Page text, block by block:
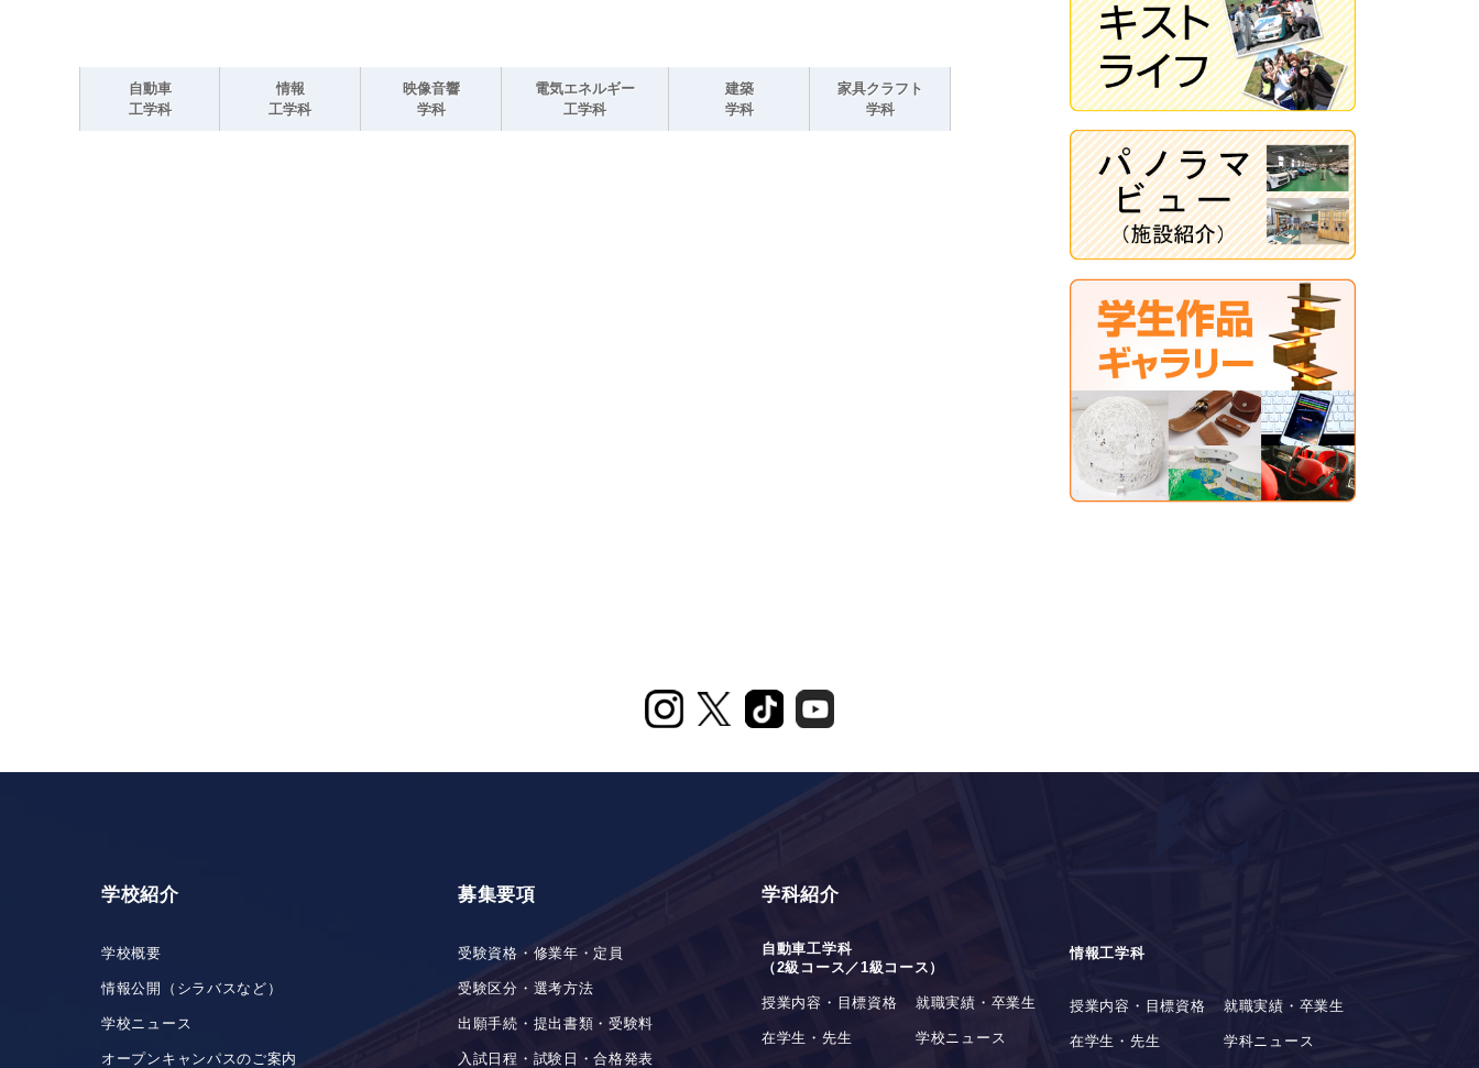
自動車
工学科
情報
工学科
映像音響
学科
電気エネルギー
工学科
建築
学科
家具クラフト
学科
学校紹介
学校概要
情報公開（シラバスなど）
学校ニュース
オープンキャンパスのご案内
募集要項
受験資格・修業年・定員
受験区分・選考方法
出願手続・提出書類・受験料
入試日程・試験日・合格発表
学科紹介
自動車工学科
（2級コース／1級コース）
授業内容・目標資格 就職実績・卒業生
在学生・先生 学校ニュース
情報工学科
授業内容・目標資格 就職実績・卒業生
在学生・先生 学科ニュース